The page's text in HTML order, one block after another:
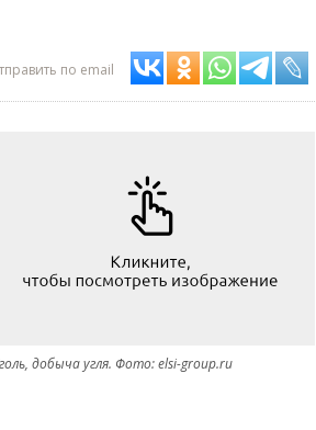
по email
добыча угля. Фото: elsi-group.ru